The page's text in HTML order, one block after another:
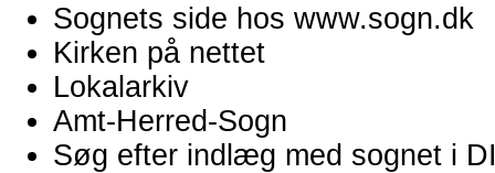
Sognets side hos www.sogn.dk
Kirken på nettet
Lokalarkiv
Amt-Herred-Sogn
Søg efter indlæg med sognet i